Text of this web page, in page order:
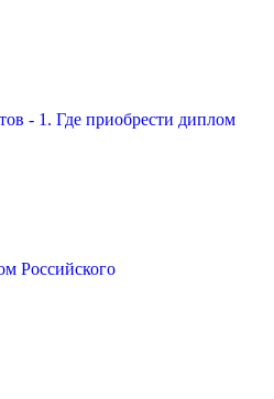
- 1. Где приобрести диплом
Российского